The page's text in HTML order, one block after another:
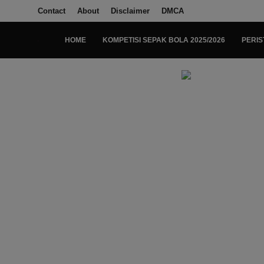
Contact About Disclaimer DMCA
HOME KOMPETISI SEPAK BOLA 2025/2026